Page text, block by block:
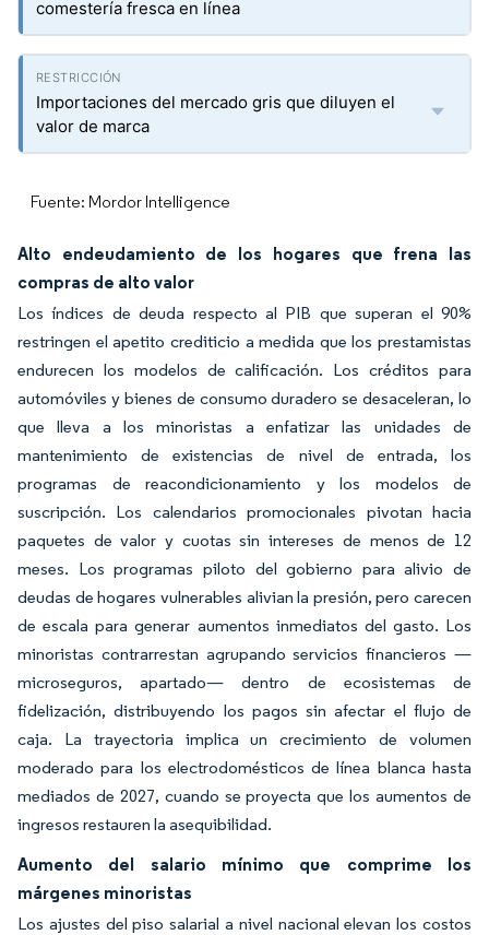
comestería fresca en línea
Importaciones del mercado gris que diluyen el
valor de marca
Fuente: Mordor Intelligence
Alto endeudamiento de los hogares que frena las
compras de alto valor
Los índices de deuda respecto al PIB que superan el 90%
restringen el apetito crediticio a medida que los prestamistas
endurecen los modelos de calificación. Los créditos para
automóviles y bienes de consumo duradero se desaceleran, lo
que lleva a los minoristas a enfatizar las unidades de
mantenimiento de existencias de nivel de entrada, los
programas de reacondicionamiento y los modelos de
suscripción. Los calendarios promocionales pivotan hacia
paquetes de valor y cuotas sin intereses de menos de 12
meses. Los programas piloto del gobierno para alivio de
deudas de hogares vulnerables alivian la presión, pero carecen
de escala para generar aumentos inmediatos del gasto. Los
minoristas contrarrestan agrupando servicios financieros —
microseguros, apartado— dentro de ecosistemas de
fidelización, distribuyendo los pagos sin afectar el flujo de
caja. La trayectoria implica un crecimiento de volumen
moderado para los electrodomésticos de línea blanca hasta
mediados de 2027, cuando se proyecta que los aumentos de
ingresos restauren la asequibilidad.
Aumento del salario mínimo que comprime los
márgenes minoristas
Los ajustes del piso salarial a nivel nacional elevan los costos